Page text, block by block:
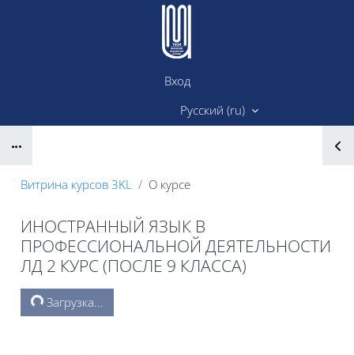
Перейти к основному содержанию
Вход
Русский ‎(ru)‎
Витрина курсов 3KL О курсе
ИНОСТРАННЫЙ ЯЗЫК В
ПРОФЕССИОНАЛЬНОЙ ДЕЯТЕЛЬНОСТИ
ЛД 2 КУРС (ПОСЛЕ 9 КЛАССА)
БлокиЗагрузка...